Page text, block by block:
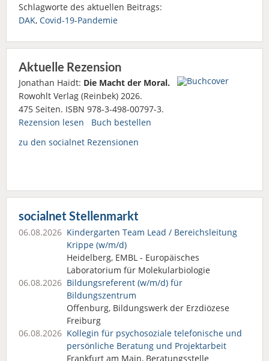
Schlagworte des aktuellen Beitrags:
DAK, Covid-19-Pandemie
Aktuelle Rezension
Jonathan Haidt: Die Macht der Moral.
Rowohlt Verlag (Reinbek) 2026.
475 Seiten. ISBN 978-3-498-00797-3.
Rezension lesen
Buch bestellen
zu den socialnet Rezensionen
socialnet Stellenmarkt
06.08.2026 Kindergarten Team Lead / Bereichsleitung
Krippe (w/m/d)
Heidelberg, EMBL - Europäisches
Laboratorium für Molekularbiologie
06.08.2026 Bildungsreferent (w/m/d) für
Bildungszentrum
Offenburg, Bildungswerk der Erzdiözese
Freiburg
06.08.2026 Kollegin für psychosoziale telefonische und
persönliche Beratung und Projektarbeit
Frankfurt am Main, Beratungsstelle